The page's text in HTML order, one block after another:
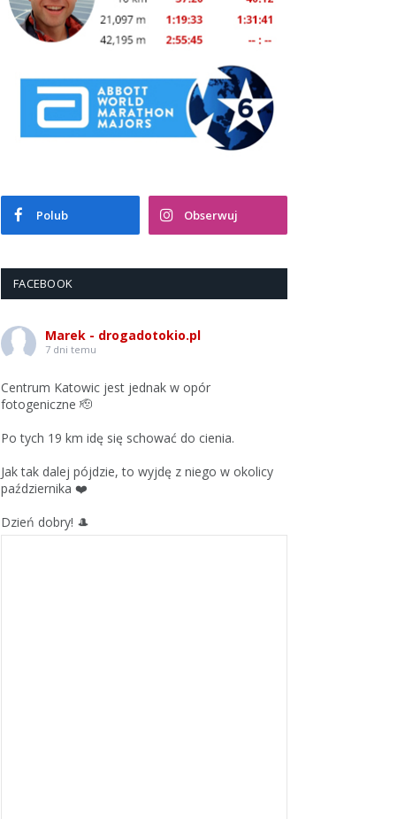
Polub Obserwuj
FACEBOOK
Marek - drogadotokio.pl
7 dni temu
Centrum Katowic jest jednak w opór
fotogeniczne 🫡
Po tych 19 km idę się schować do cienia.
Jak tak dalej pójdzie, to wyjdę z niego w okolicy
października ❤️
Dzień dobry! 🎩